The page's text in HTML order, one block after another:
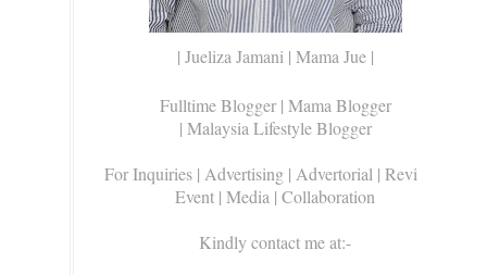
| Jueliza Jamani | Mama Jue |
Fulltime Blogger | Mama Blogger
| Malaysia Lifestyle Blogger
For Inquiries | Advertising | Advertorial | Review |
Event | Media | Collaboration
Kindly contact me at:-